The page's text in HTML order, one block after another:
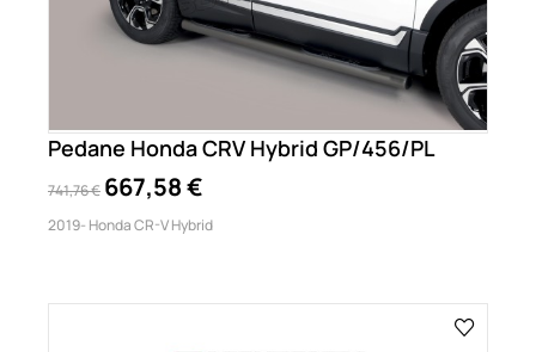
Pedane Honda CRV Hybrid GP/456/PL
741,76 € 667,58 €
2019- Honda CR-V Hybrid